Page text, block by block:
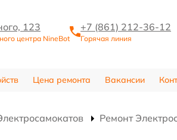
123
центра NineBot
+7 (861) 212-36-12
Горячая линия
Цена ремонта Вакансии
Ремонт